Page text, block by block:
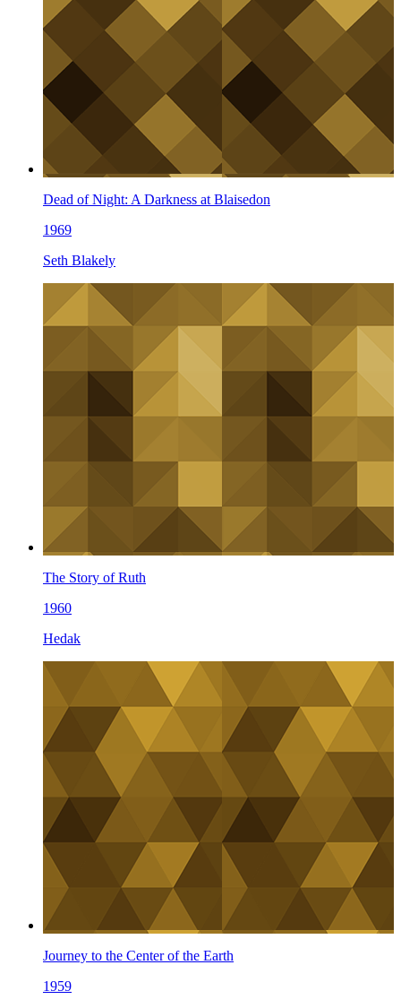
Dead of Night: A Darkness at Blaisedon
1969
Seth Blakely
The Story of Ruth
1960
Hedak
Journey to the Center of the Earth
1959